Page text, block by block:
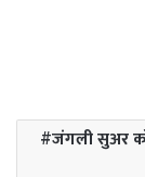
जंगली सुअर